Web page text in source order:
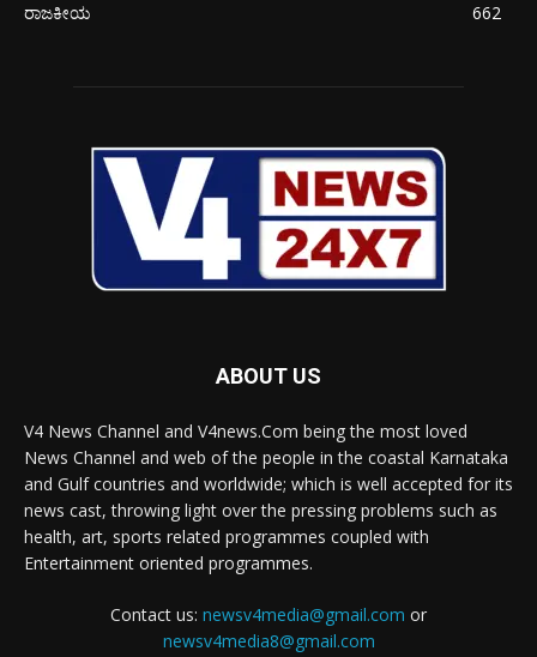
ರಾಜಕೀಯ
662
ABOUT US
V4 News Channel and V4news.Com being the most loved
News Channel and web of the people in the coastal Karnataka
and Gulf countries and worldwide; which is well accepted for its
news cast, throwing light over the pressing problems such as
health, art, sports related programmes coupled with
Entertainment oriented programmes.
Contact us: newsv4media@gmail.com or
newsv4media8@gmail.com